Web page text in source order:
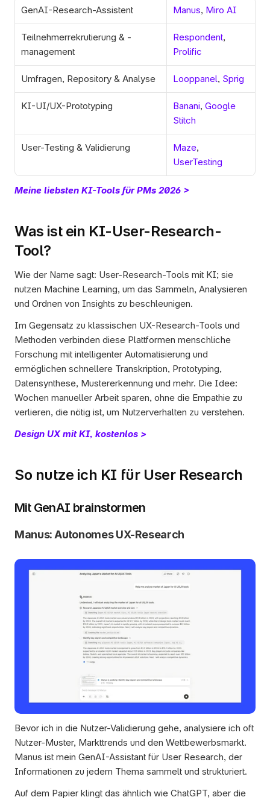
GenAI-Research-Assistent Manus, Miro AI
Teilnehmerrekrutierung & -
management
Respondent
Prolific
Umfragen, Repository & Analyse Looppanel, Sprig
KI-UI/UX-Prototyping Banani, Google
Stitch
User-Testing & Validierung Maze
UserTesting
Meine liebsten KI-Tools für PMs 2026 >
Was ist ein KI-User-Research-
Tool?
Wie der Name sagt: User-Research-Tools mit KI; sie
nutzen Machine Learning, um das Sammeln, Analysieren
und Ordnen von Insights zu beschleunigen.
Im Gegensatz zu klassischen UX-Research-Tools und
Methoden verbinden diese Plattformen menschliche
Forschung mit intelligenter Automatisierung und
ermöglichen schnellere Transkription, Prototyping,
Datensynthese, Mustererkennung und mehr. Die Idee:
Wochen manueller Arbeit sparen, ohne die Empathie zu
verlieren, die nötig ist, um Nutzerverhalten zu verstehen.
Design UX mit KI, kostenlos >
So nutze ich KI für User Research
Mit GenAI brainstormen
Manus: Autonomes UX-Research
Bevor ich in die Nutzer-Validierung gehe, analysiere ich oft
Nutzer-Muster, Markttrends und den Wettbewerbsmarkt.
Manus ist mein GenAI-Assistant für User Research, der
Informationen zu jedem Thema sammelt und strukturiert.
Auf dem Papier klingt das ähnlich wie ChatGPT, aber die